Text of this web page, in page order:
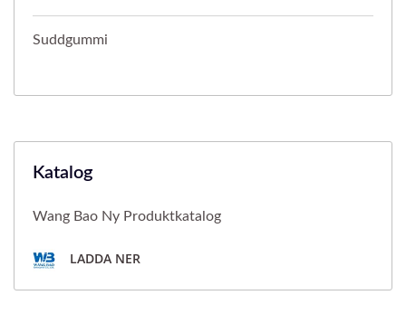
Suddgummi
Katalog
Wang Bao Ny Produktkatalog
LADDA NER